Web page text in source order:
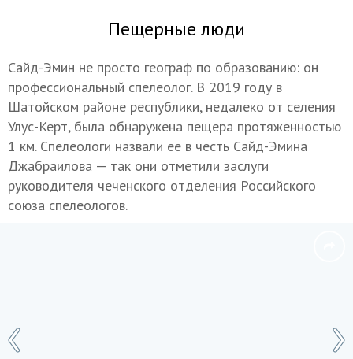
Пещерные люди
Сайд-Эмин не просто географ по образованию: он
профессиональный спелеолог. В 2019 году в
Шатойском районе республики, недалеко от селения
Улус-Керт, была обнаружена пещера протяженностью
1 км. Спелеологи назвали ее в честь Сайд-Эмина
Джабраилова — так они отметили заслуги
руководителя чеченского отделения Российского
союза спелеологов.